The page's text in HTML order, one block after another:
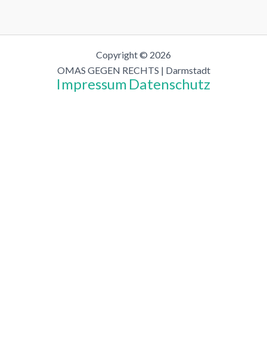
Copyright © 2026
OMAS GEGEN RECHTS | Darmstadt
Impressum Datenschutz